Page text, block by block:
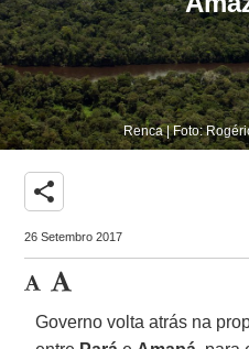
Renca | Foto:
share
26 Setembro 2017
Governo volta atrás na